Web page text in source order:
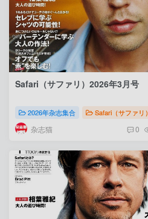
Safari（サファリ）2026年3月号
2026年杂志集合 Safari（サファリ）
杂志猫 0